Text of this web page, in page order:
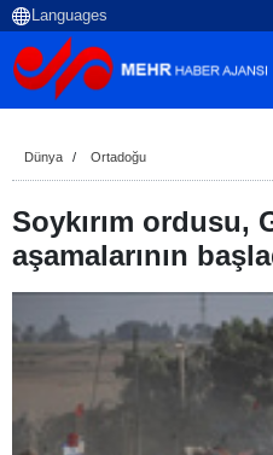
Dünya Ortadoğu
Soykırım ordusu,
aşamalarının